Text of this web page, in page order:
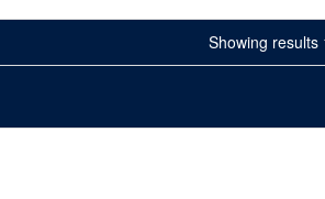
Showing results